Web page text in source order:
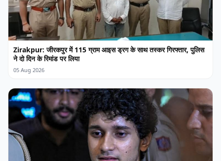
Zirakpur: जीरकपुर में 115 ग्राम आइस ड्रग के साथ तस्कर गिरफ्तार, पुलिस
ने दो दिन के रिमांड पर लिया
05 Aug 2026